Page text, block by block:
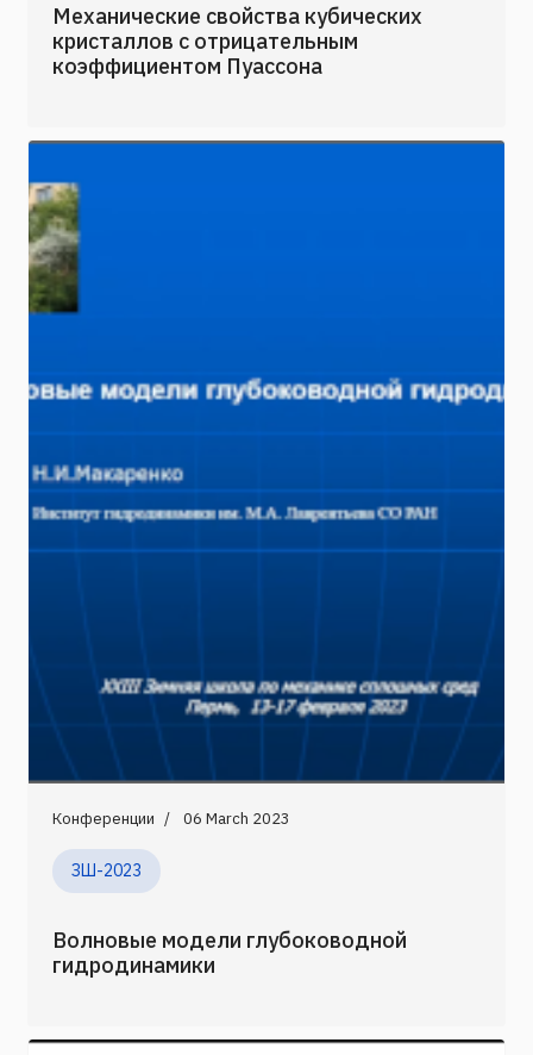
Механические свойства кубических
кристаллов с отрицательным
коэффициентом Пуассона
Конференции 06 March 2023
ЗШ-2023
Волновые модели глубоководной
гидродинамики